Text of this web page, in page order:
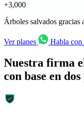
+3,000
Árboles salvados gracias
Ver planes Habla con
Nuestra firma
con base en